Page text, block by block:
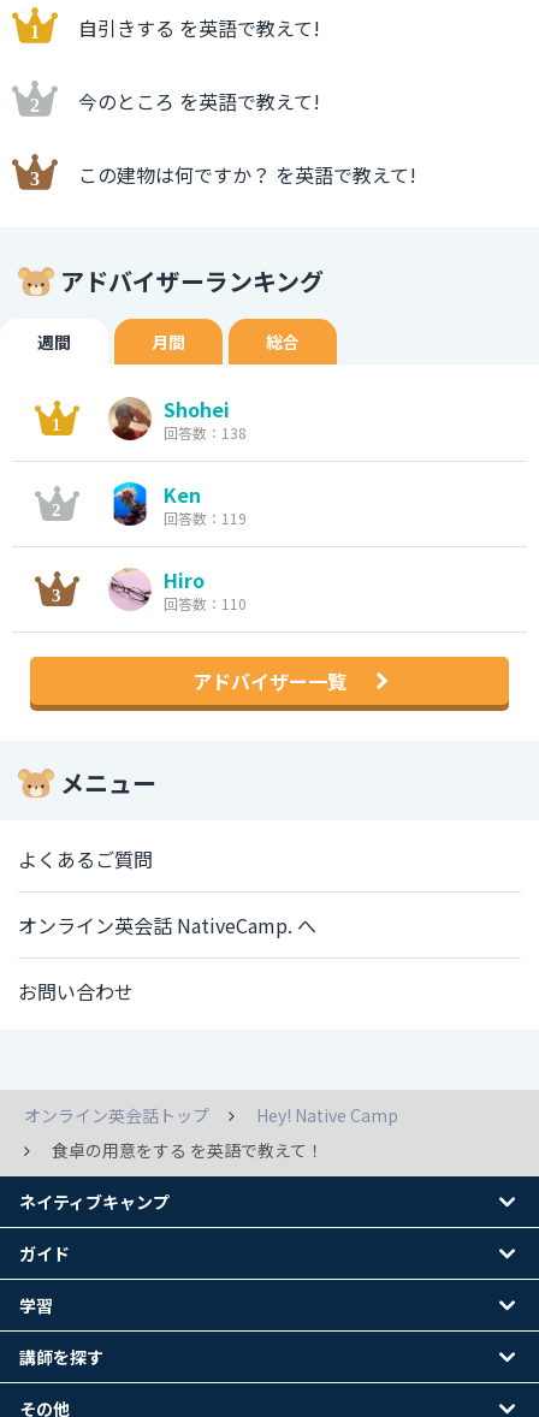
自引きする を英語で教えて!
今のところ を英語で教えて!
この建物は何ですか？ を英語で教えて!
アドバイザーランキング
週間 月間 総合
Shohei
回答数：138
Ken
回答数：119
Hiro
回答数：110
アドバイザー一覧
メニュー
よくあるご質問
オンライン英会話 NativeCamp. へ
お問い合わせ
オンライン英会話トップ
Hey! Native Camp
食卓の用意をする を英語で教えて！
ネイティブキャンプ
ガイド
学習
講師を探す
その他